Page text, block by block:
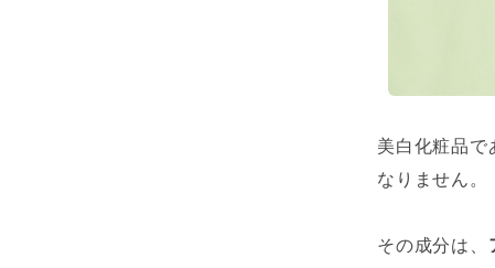
美白化粧品で
なりません。
その成分は、